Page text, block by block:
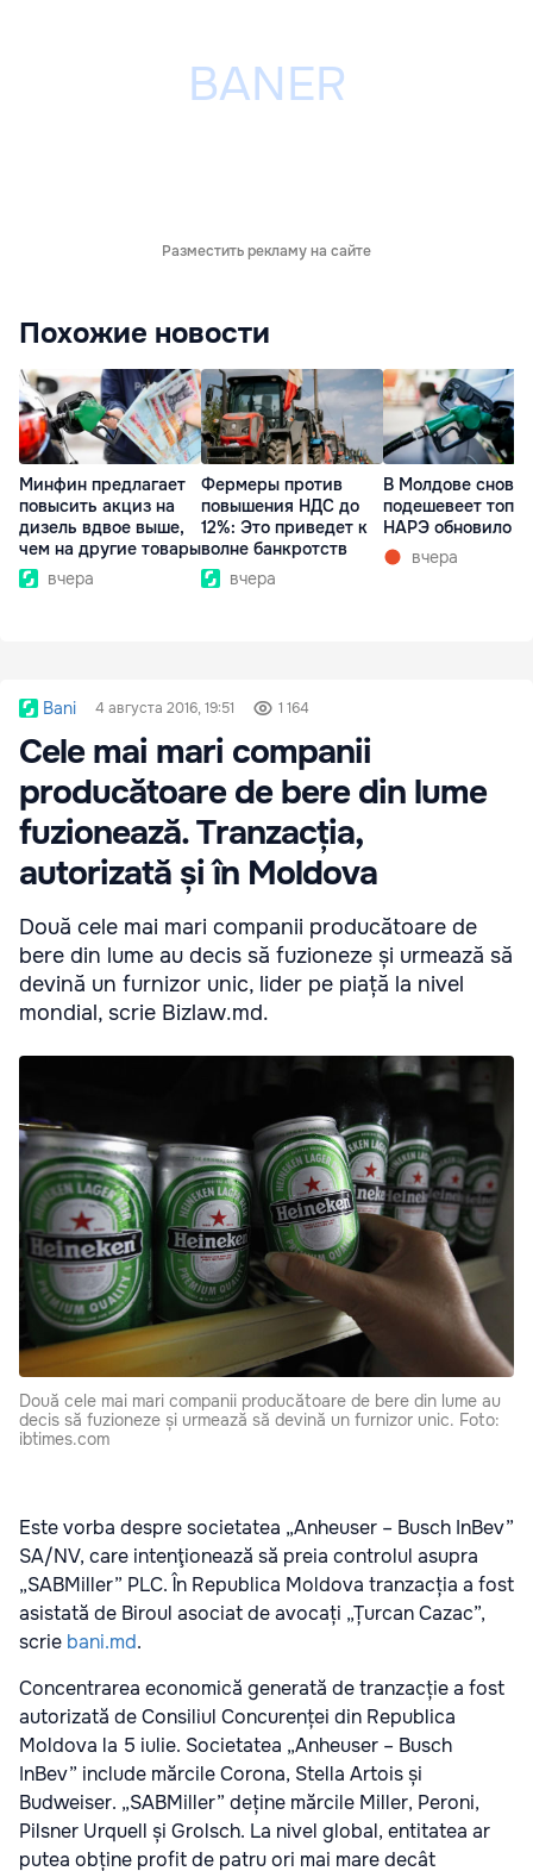
Разместить рекламу на сайте
Похожие новости
Минфин предлагает
повысить акциз на
дизель вдвое выше,
чем на другие товары
вчера
Фермеры против
повышения НДС до
12%: Это приведет к
волне банкротств
вчера
В Молдове снова
подешевеет
НАРЭ обновило
вчера
Bani 4 августа 2016, 19:51 1 164
Cele mai mari companii
producătoare de bere din lume
fuzionează. Tranzacția,
autorizată și în Moldova
Două cele mai mari companii producătoare de
bere din lume au decis să fuzioneze și urmează să
devină un furnizor unic, lider pe piață la nivel
mondial, scrie Bizlaw.md.
Două cele mai mari companii producătoare de bere din lume au
decis să fuzioneze și urmează să devină un furnizor unic. Foto:
ibtimes.com
Este vorba despre societatea „Anheuser – Busch InBev”
SA/NV, care intenţionează să preia controlul asupra
„SABMiller” PLC. În Republica Moldova tranzacția a fost
asistată de Biroul asociat de avocați „Țurcan Cazac”,
scrie bani.md.
Concentrarea economică generată de tranzacție a fost
autorizată de Consiliul Concurenței din Republica
Moldova la 5 iulie. Societatea „Anheuser – Busch
InBev” include mărcile Corona, Stella Artois și
Budweiser. „SABMiller” deține mărcile Miller, Peroni,
Pilsner Urquell și Grolsch. La nivel global, entitatea ar
putea obține profit de patru ori mai mare decât